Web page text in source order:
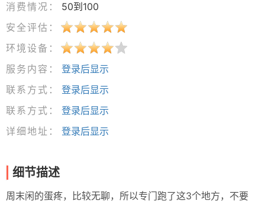
消费情况：
50到100
安全评估：
环境设备：
服务内容：
登录后显示
联系方式：
登录后显示
联系方式：
登录后显示
详细地址：
登录后显示
细节描述
周末闲的蛋疼，比较无聊，所以专门跑了这3个地方，不要